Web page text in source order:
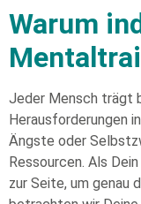
Warum
Jeder Mensch trägt
Herausforderungen
Ängste oder
Ressourcen. Als
zur Seite, um genau